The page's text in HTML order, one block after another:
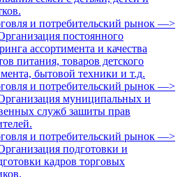
и потребительский рынок —>
постоянного
ассортимента и качества
питания, товаров детского
бытовой техники и т.д.
и потребительский рынок —>
муниципальных и
служб зашиты прав
и потребительский рынок —>
подготовки и
кадров торговых